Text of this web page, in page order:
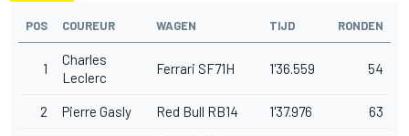
POS COUREUR WAGEN TIJD RONDEN
1
Charles
Leclerc
Ferrari SF71H 1'36.559 54
2 Pierre Gasly Red Bull RB14 1'37.976 63